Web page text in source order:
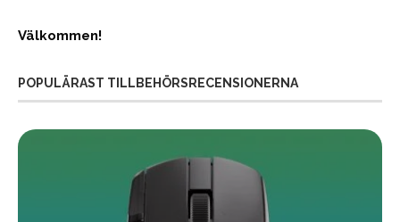
Välkommen!
POPULÄRAST TILLBEHÖRSRECENSIONERNA